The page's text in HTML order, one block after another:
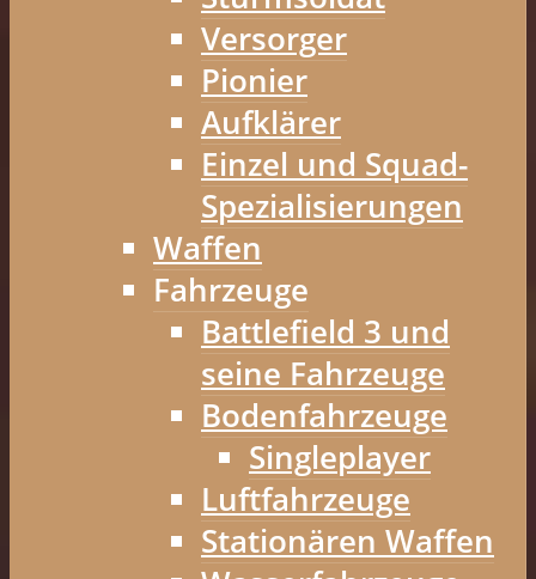
Versorger
Pionier
Aufklärer
Einzel und Squad-
Spezialisierungen
Waffen
Fahrzeuge
Battlefield 3 und
seine Fahrzeuge
Bodenfahrzeuge
Singleplayer
Luftfahrzeuge
Stationären Waffen